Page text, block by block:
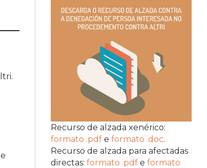
Recurso de alzada xenérico:
formato .pdf e formato .doc.
Recurso de alzada para afectadas
directas: formato .pdf e formato